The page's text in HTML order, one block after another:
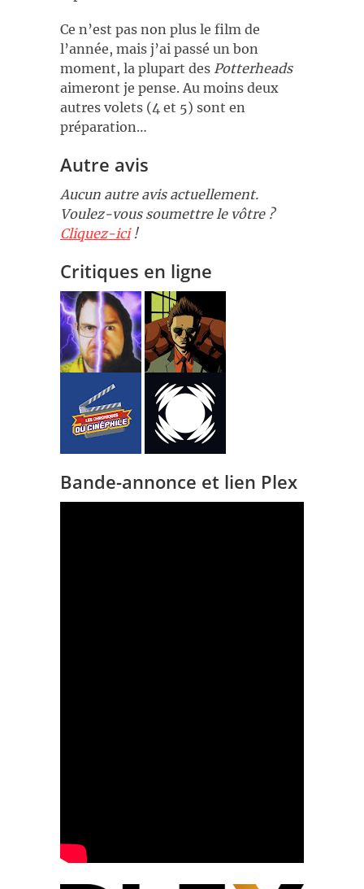
Ce n’est pas non plus le film de
l’année, mais j’ai passé un bon
moment, la plupart des Potterheads
aimeront je pense. Au moins deux
autres volets (4 et 5) sont en
préparation…
Autre avis
Aucun autre avis actuellement.
Voulez-vous soumettre le vôtre ?
Cliquez-ici!
Critiques en ligne
Bande-annonce et lien Plex